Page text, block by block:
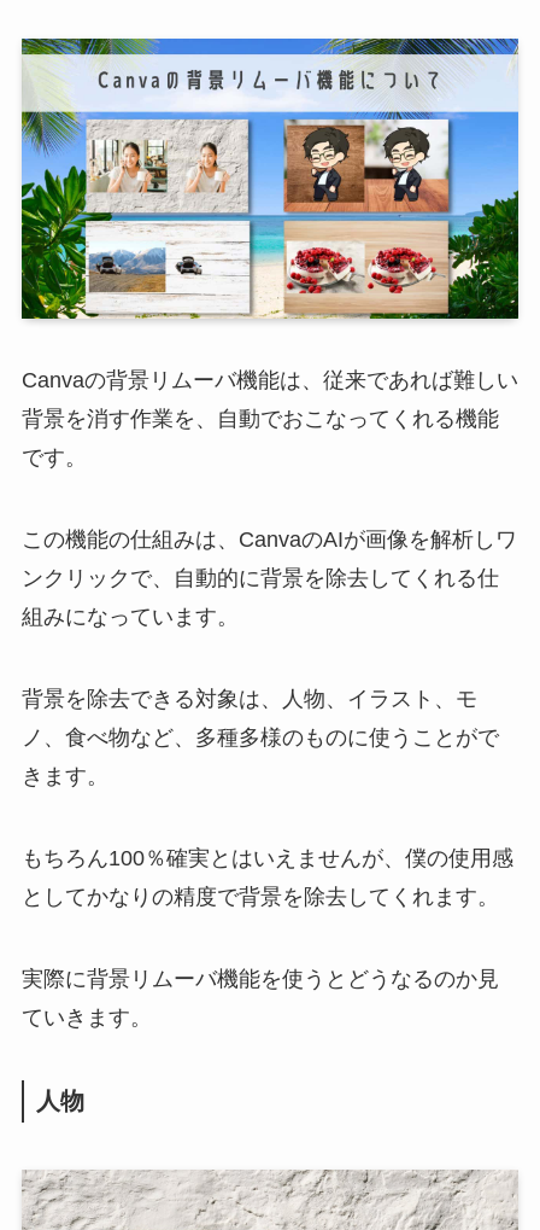
Canvaの背景リムーバ機能は、従来であれば難しい
背景を消す作業を、自動でおこなってくれる機能
です。
この機能の仕組みは、CanvaのAIが画像を解析しワ
ンクリックで、自動的に背景を除去してくれる仕
組みになっています。
背景を除去できる対象は、人物、イラスト、モ
ノ、食べ物など、多種多様のものに使うことがで
きます。
もちろん100％確実とはいえませんが、僕の使用感
としてかなりの精度で背景を除去してくれます。
実際に背景リムーバ機能を使うとどうなるのか見
ていきます。
人物